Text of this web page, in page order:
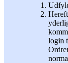
login